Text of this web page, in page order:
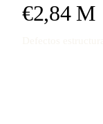
€2,84 M